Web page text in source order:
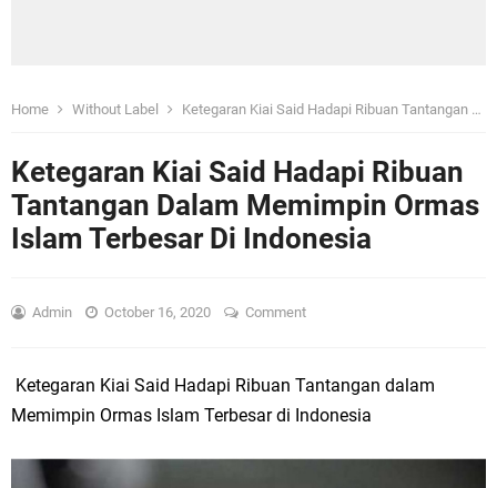
Home Without Label Ketegaran Kiai Said Hadapi Ribuan Tantangan Dalam Memimpin Ormas Islam Terbesar Di Indonesia
Ketegaran Kiai Said Hadapi Ribuan
Tantangan Dalam Memimpin Ormas
Islam Terbesar Di Indonesia
Admin October 16, 2020 Comment
Ketegaran Kiai Said Hadapi Ribuan Tantangan dalam
Memimpin Ormas Islam Terbesar di Indonesia